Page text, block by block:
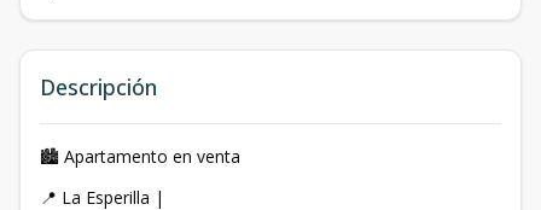
Descripción
🏙️ Apartamento en venta
📍 La Esperilla |